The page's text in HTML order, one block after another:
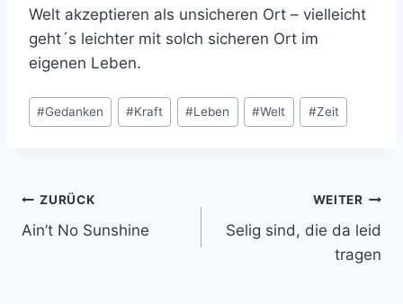
Welt akzeptieren als unsicheren Ort – vielleicht
geht´s leichter mit solch sicheren Ort im
eigenen Leben.
Schlagworte:
#Gedanken #Kraft #Leben #Welt #Zeit
Beitrags-
Navigation
ZURÜCK
Ain’t No Sunshine
WEITER
Selig sind, die da leid
tragen